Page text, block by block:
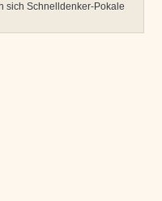
sich Schnelldenker-Pokale